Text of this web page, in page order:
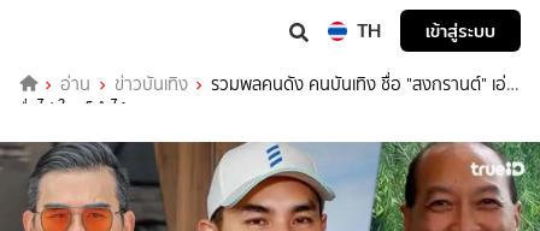
TH เข้าสู่ระบบ
อ่าน ข่าวบันเทิง
รวมพลคนดัง คนบันเทิง ชื่อ "สงกรานต์" เอ่ย
ชื่อไป ใครก็จำได้!